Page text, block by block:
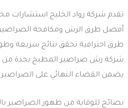
تقدم شركة رواد الخليج
أفضل طرق الرش ومكافحة
طرق احترافية تحقق نتائج سريعة
شركة رش صراصير المطبخ بجدة من
يضمن القضاء النهائي على
نصائح للوقاية من ظهور الصراصير